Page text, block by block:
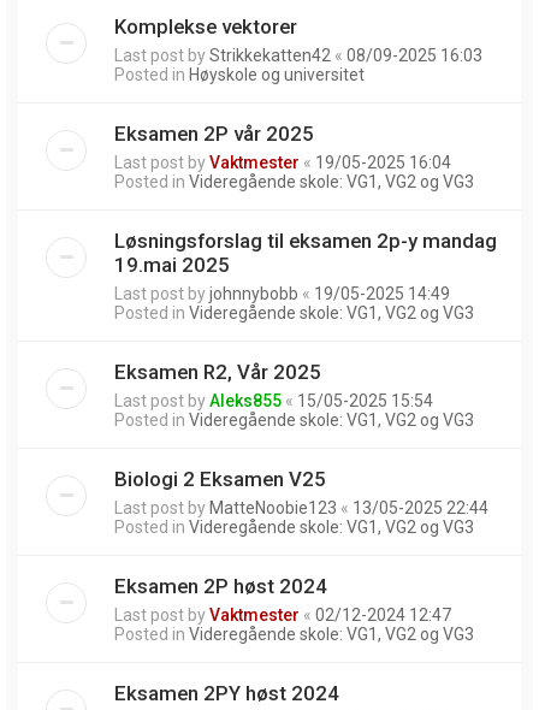
Komplekse vektorer
Last post byStrikkekatten42 « 08/09-2025 16:03
Posted in Høyskole og universitet
Eksamen 2P vår 2025
Last post byVaktmester « 19/05-2025 16:04
Posted in Videregående skole: VG1, VG2 og VG3
Løsningsforslag til eksamen 2p-y mandag
19.mai 2025
Last post byjohnnybobb « 19/05-2025 14:49
Posted in Videregående skole: VG1, VG2 og VG3
Eksamen R2, Vår 2025
Last post byAleks855 « 15/05-2025 15:54
Posted in Videregående skole: VG1, VG2 og VG3
Biologi 2 Eksamen V25
Last post by MatteNoobie123 « 13/05-2025 22:44
Posted in Videregående skole: VG1, VG2 og VG3
Eksamen 2P høst 2024
Last post byVaktmester « 02/12-2024 12:47
Posted in Videregående skole: VG1, VG2 og VG3
Eksamen 2PY høst 2024